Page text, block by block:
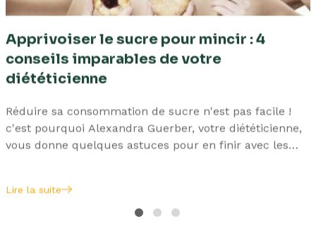
Apprivoiser le sucre pour mincir : 4
conseils imparables de votre
diététicienne
Réduire sa consommation de sucre n'est pas facile !
c'est pourquoi Alexandra Guerber, votre diététicienne,
vous donne quelques astuces pour en finir avec les
Lire la suite